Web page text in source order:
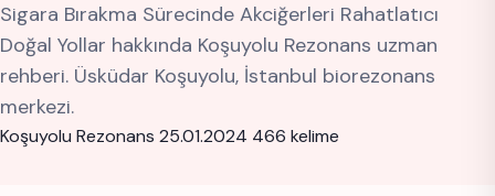
Sigara Bırakma Sürecinde Akciğerleri Rahatlatıcı
Doğal Yollar hakkında Koşuyolu Rezonans uzman
rehberi. Üsküdar Koşuyolu, İstanbul biorezonans
merkezi.
Koşuyolu Rezonans 25.01.2024 466 kelime